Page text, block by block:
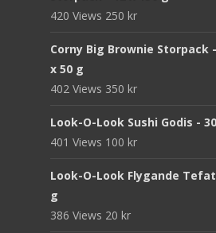
420 Views 250 kr
Corny Big Brownie Storpack
x 50 g
402 Views 350 kr
Look-O-Look Sushi Godis -
401 Views 100 kr
Look-O-Look Flygande
g
386 Views 20 kr